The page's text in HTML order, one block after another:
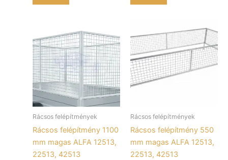
Rácsos felépítmények
Rácsos felépítmény 1100
mm magas ALFA 12513,
22513, 42513
Rácsos felépítmények
Rácsos felépítmény 550
mm magas ALFA 12513,
22513, 42513